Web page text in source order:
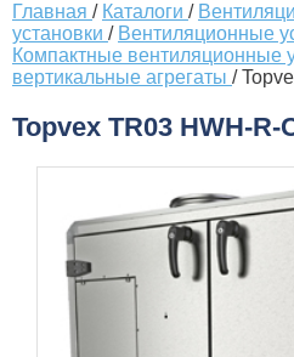
Главная / Каталоги /
установки / Вентиляционные
Компактные вентиляционные
вертикальные агрегаты /
Topvex TR03 HWH-R-